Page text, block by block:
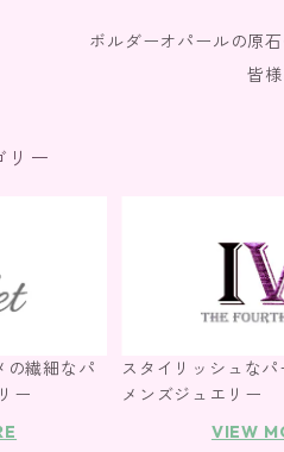
ボルダーオパールの原
皆
リー
繊細なパ
ー
スタイリッシュな
メンズジュエリー
VIEW